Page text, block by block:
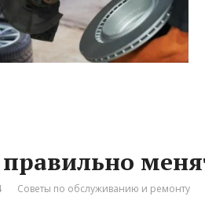
Советы по обслуживанию и ремонту